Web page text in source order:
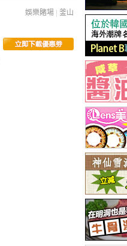
釜山
娛樂賭場